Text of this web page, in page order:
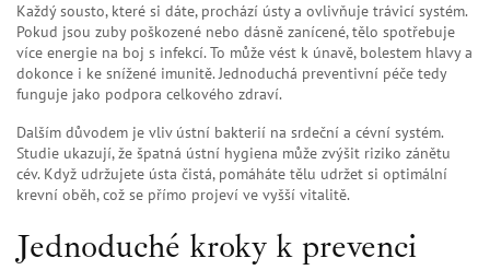
Každý sousto, které si dáte, prochází ústy a ovlivňuje trávicí systém.
Pokud jsou zuby poškozené nebo dásně zanícené, tělo spotřebuje
více energie na boj s infekcí. To může vést k únavě, bolestem hlavy a
dokonce i ke snížené imunitě. Jednoduchá preventivní péče tedy
funguje jako podpora celkového zdraví.
Dalším důvodem je vliv ústní bakterií na srdeční a cévní systém.
Studie ukazují, že špatná ústní hygiena může zvýšit riziko zánětu
cév. Když udržujete ústa čistá, pomáháte tělu udržet si optimální
krevní oběh, což se přímo projeví ve vyšší vitalitě.
Jednoduché kroky k prevenci